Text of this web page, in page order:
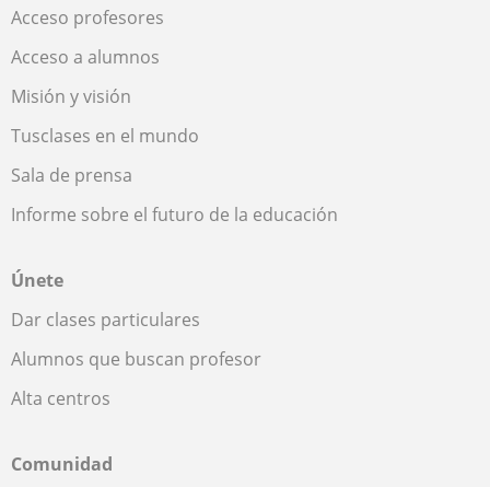
Acceso profesores
Acceso a alumnos
Misión y visión
Tusclases en el mundo
Sala de prensa
Informe sobre el futuro de la educación
Únete
Dar clases particulares
Alumnos que buscan profesor
Alta centros
Comunidad